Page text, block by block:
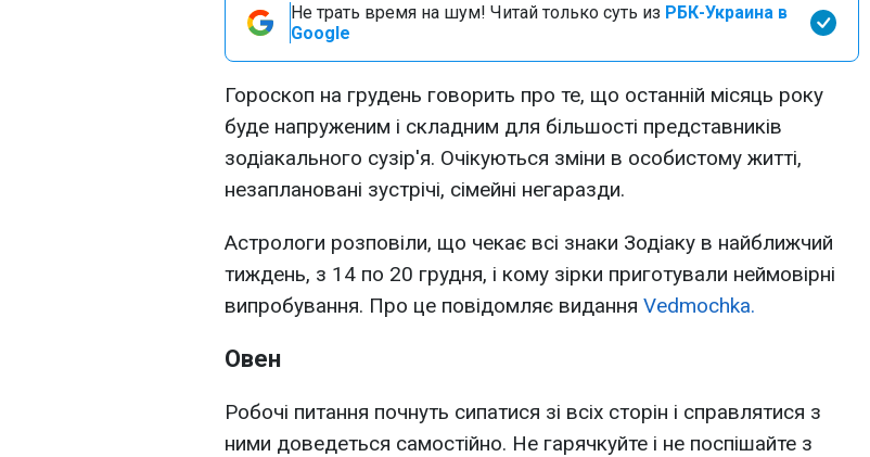
Не трать время на шум! Читай только суть из РБК-Украина в
Google
Гороскоп на грудень говорить про те, що останній місяць року
буде напруженим і складним для більшості представників
зодіакального сузір'я. Очікуються зміни в особистому житті,
незаплановані зустрічі, сімейні негаразди.
Астрологи розповіли, що чекає всі знаки Зодіаку в найближчий
тиждень, з 14 по 20 грудня, і кому зірки приготували неймовірні
випробування. Про це повідомляє видання Vedmochka.
Овен
Робочі питання почнуть сипатися зі всіх сторін і справлятися з
ними доведеться самостійно. Не гарячкуйте і не поспішайте з